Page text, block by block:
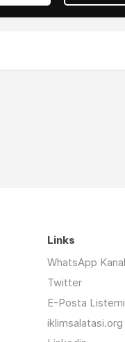
Links
WhatsApp
Twitter
E-Posta
iklimsalatasi.org